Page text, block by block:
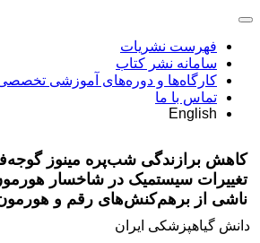
فهرست نشریات
سامانه نشر کتاب
کارگاه‌ها و دوره‌های آموزشی
تماس با ما
English
کاهش برازندگی شب‌پره مینوز
تغییرات سیستمیک در شاخسار
ناشی از برهم‌کنش‌های رقم و
دانش گیاهپزشکی ایران